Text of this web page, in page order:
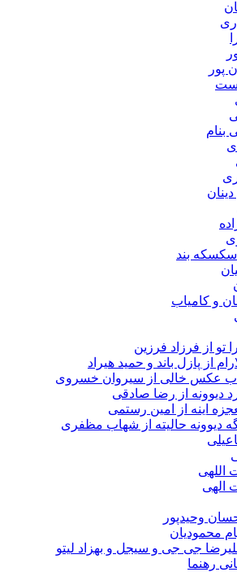
فرزین
باند و حمید هیراد
از سیروان خسروی
از رضا صادقی
امین رستمی
حالیته از شهاب مظفری
و سیجل و بهزاد لیتو